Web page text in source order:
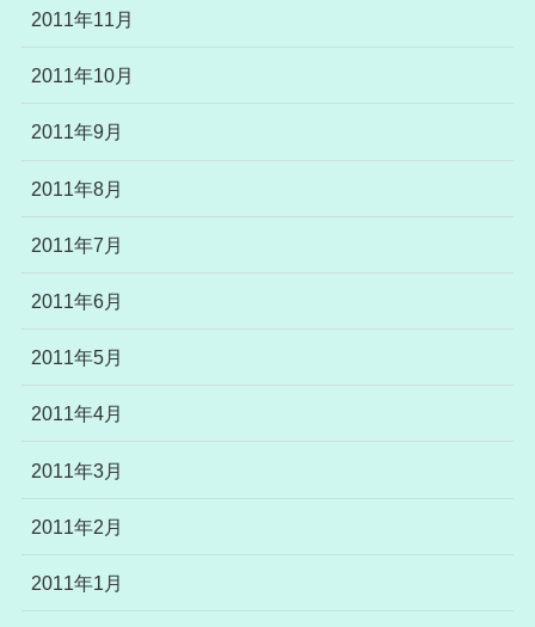
2011年11月
2011年10月
2011年9月
2011年8月
2011年7月
2011年6月
2011年5月
2011年4月
2011年3月
2011年2月
2011年1月